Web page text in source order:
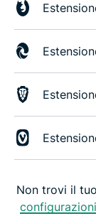
Non trovi il